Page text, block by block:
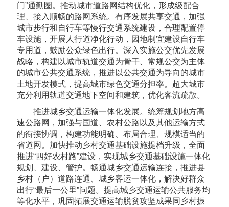
门”通勤圈。推动城市道路网结构优化，形成级配合
理、接入顺畅的路网系统。有序发展共享交通，加强
城市步行和自行车等慢行交通系统建设，合理配置停
车设施，开展人行道净化行动，因地制宜建设自行车
专用道，鼓励公众绿色出行。深入实施公交优先发展
战略，构建以城市轨道交通为骨干、常规公交为主体
的城市公共交通系统，推进以公共交通为导向的城市
土地开发模式，提高城市绿色交通分担率。超大城市
充分利用轨道交通地下空间和建筑，优化客流疏散。
推进城乡交通运输一体化发展。统筹规划地方高
速公路网，加强与国道、农村公路以及其他运输方式
的衔接协调，构建功能明确、布局合理、规模适当的
省道网。加快推动乡村交通基础设施提档升级，全面
推进“四好农村路”建设，实现城乡交通基础设施一体化
规划、建设、管护。畅通城乡交通运输连接，推进县
乡村（户）道路连通、城乡客运一体化，解决好群众
出行“最后一公里”问题。提高城乡交通运输公共服务均
等化水平，巩固拓展交通运输脱贫攻坚成果同乡村振